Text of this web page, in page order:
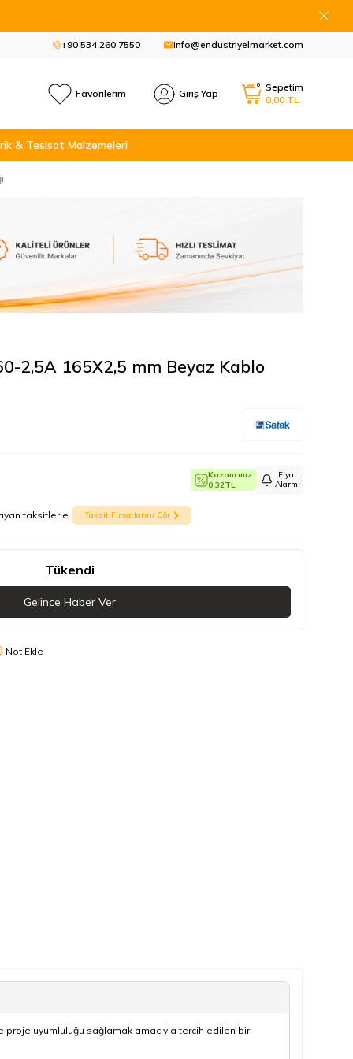
+90 534 260 7550 info@endustriyelmarket.com
Favorilerim Giriş Yap
0
Sepetim
0,00 TL
& Tesisat Malzemeleri
2,5A 165X2,5 mm Beyaz Kablo
Kazancınız
0,32TL
Fiyat
Alarmı
taksitlerle Taksit Fırsatlarını Gör
Tükendi
Gelince Haber Ver
Not Ekle
proje uyumluluğu sağlamak amacıyla tercih edilen bir